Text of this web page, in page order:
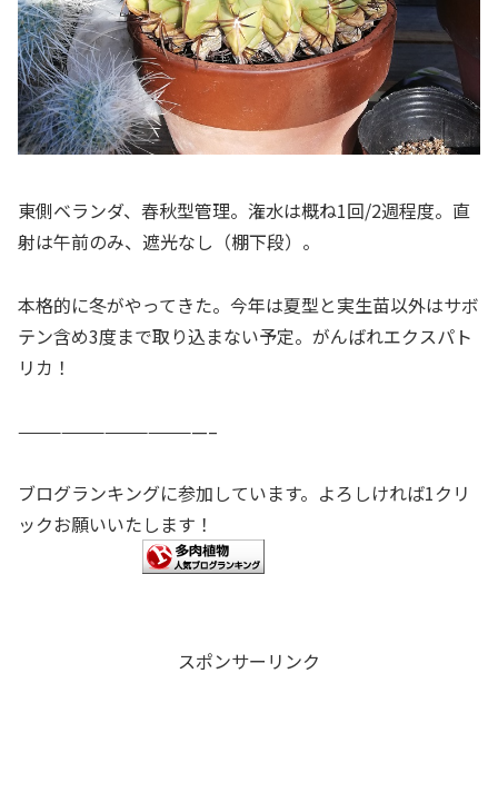
東側ベランダ、春秋型管理。潅水は概ね1回/2週程度。直
射は午前のみ、遮光なし（棚下段）。
本格的に冬がやってきた。今年は夏型と実生苗以外はサボ
テン含め3度まで取り込まない予定。がんばれエクスパト
リカ！
—————————————–
ブログランキングに参加しています。よろしければ1クリ
ックお願いいたします！
スポンサーリンク